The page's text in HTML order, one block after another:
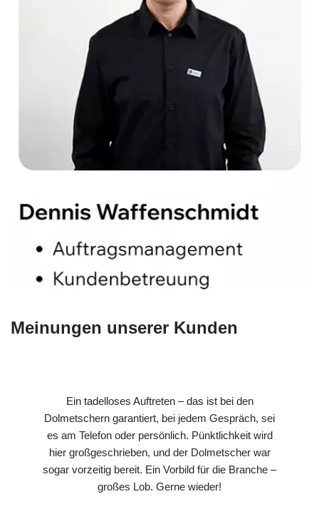
Meinungen unserer Kunden
Ein tadelloses Auftreten – das ist bei den
Dolmetschern garantiert, bei jedem Gespräch, sei
es am Telefon oder persönlich. Pünktlichkeit wird
hier großgeschrieben, und der Dolmetscher war
sogar vorzeitig bereit. Ein Vorbild für die Branche –
großes Lob. Gerne wieder!